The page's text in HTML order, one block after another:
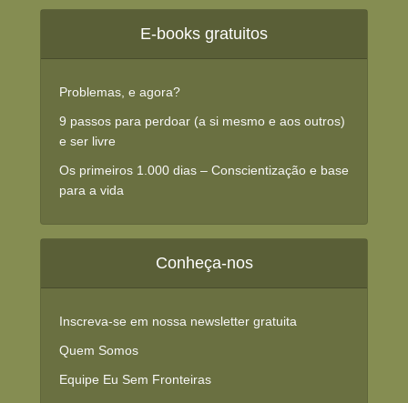
E-books gratuitos
Problemas, e agora?
9 passos para perdoar (a si mesmo e aos outros)
e ser livre
Os primeiros 1.000 dias – Conscientização e base
para a vida
Conheça-nos
Inscreva-se em nossa newsletter gratuita
Quem Somos
Equipe Eu Sem Fronteiras